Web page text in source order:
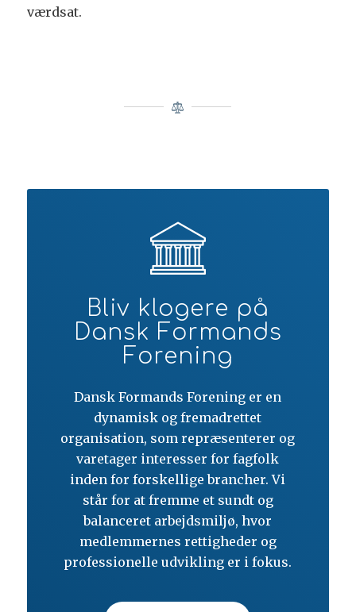
værdsat.
Bliv klogere på
Dansk Formands
Forening
Dansk Formands Forening er en
dynamisk og fremadrettet
organisation, som repræsenterer og
varetager interesser for fagfolk
inden for forskellige brancher. Vi
står for at fremme et sundt og
balanceret arbejdsmiljø, hvor
medlemmernes rettigheder og
professionelle udvikling er i fokus.